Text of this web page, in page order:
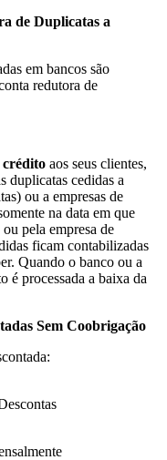
de Duplicatas a
em bancos são
redutora de
crédito aos seus clientes,
duplicatas cedidas a
ou a empresas de
na data em que
pela empresa de
ficam contabilizadas
Quando o banco ou a
é processada a baixa da
Sem Coobrigação